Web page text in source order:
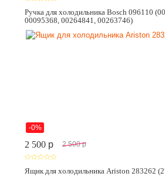
Ручка для холодильника Bosch 096110
00095368, 00264841, 00263746)
-0%
2 500 p 2 500 p
Ящик для холодильника Ariston 283262